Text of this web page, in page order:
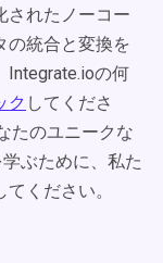
されたノーコー
の統合と変換を
Integrate.ioの何
ク してくださ
たのユニークな
ぶために、私た
ください。